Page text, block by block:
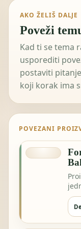
AKO ŽELIŠ DALJE
Poveži
Kad ti se tema
usporediti
postaviti
koji korak ima
POVEZANI